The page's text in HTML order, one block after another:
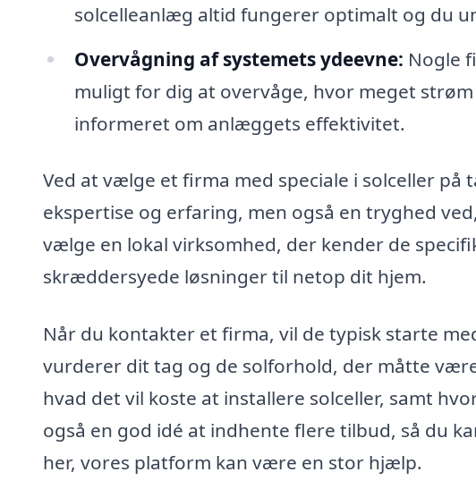
solcelleanlæg altid fungerer optimalt og du
Overvågning af systemets ydeevne: Nogle
muligt for dig at overvåge, hvor meget
informeret om anlæggets effektivitet.
Ved at vælge et firma med speciale i solceller på
ekspertise og erfaring, men også en tryghed
vælge en lokal virksomhed, der kender de
skræddersyede løsninger til netop dit hjem.
Når du kontakter et firma, vil de typisk starte
vurderer dit tag og de solforhold, der måtte
hvad det vil koste at installere solceller, samt
også en god idé at indhente flere tilbud, så du
her, vores platform kan være en stor hjælp.